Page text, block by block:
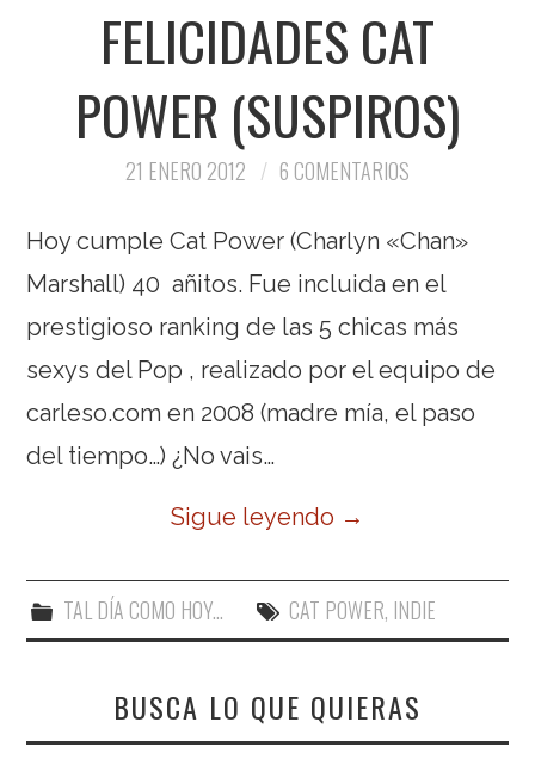
FELICIDADES CAT
POWER (SUSPIROS)
21 ENERO 2012 6 COMENTARIOS
Hoy cumple Cat Power (Charlyn «Chan»
Marshall) 40 añitos. Fue incluida en el
prestigioso ranking de las 5 chicas más
sexys del Pop , realizado por el equipo de
carleso.com en 2008 (madre mía, el paso
del tiempo…) ¿No vais…
Sigue leyendo →
TAL DÍA COMO HOY... CAT POWER, INDIE
BUSCA LO QUE QUIERAS